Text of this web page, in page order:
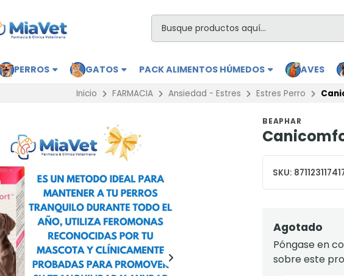
PERROS GATOS PACK ALIMENTOS HÚMEDOS AVES
Inicio FARMACIA Ansiedad - Estres Estres Perro
BEAPHAR
SKU:
Agotado
Póngase en
sobre este